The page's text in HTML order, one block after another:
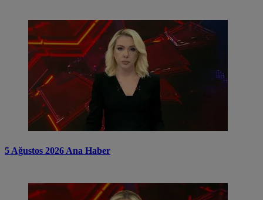
5 Ağustos 2026 Ana Haber